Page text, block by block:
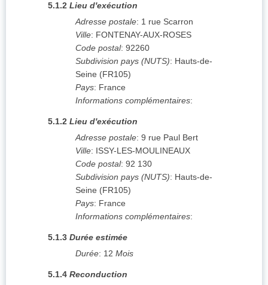
5.1.2 Lieu d'exécution
Adresse postale: 1 rue Scarron
Ville: FONTENAY-AUX-ROSES
Code postal: 92260
Subdivision pays (NUTS): Hauts-de-
Seine (FR105)
Pays: France
Informations complémentaires:
5.1.2 Lieu d'exécution
Adresse postale: 9 rue Paul Bert
Ville: ISSY-LES-MOULINEAUX
Code postal: 92 130
Subdivision pays (NUTS): Hauts-de-
Seine (FR105)
Pays: France
Informations complémentaires:
5.1.3 Durée estimée
Durée: 12 Mois
5.1.4 Reconduction